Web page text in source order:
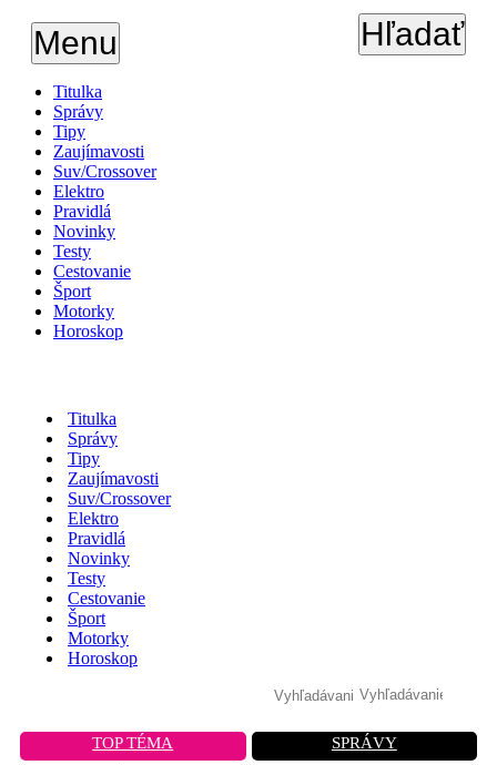
Menu Hľadať
Titulka
Správy
Tipy
Zaujímavosti
Suv/Crossover
Elektro
Pravidlá
Novinky
Testy
Cestovanie
Šport
Motorky
Horoskop
Titulka
Správy
Tipy
Zaujímavosti
Suv/Crossover
Elektro
Pravidlá
Novinky
Testy
Cestovanie
Šport
Motorky
Horoskop
TOP TÉMA
SPRÁVY